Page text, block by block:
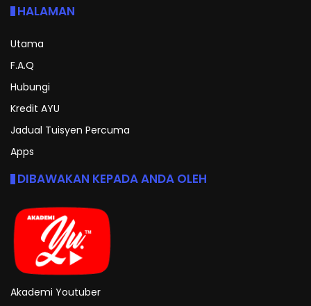
HALAMAN
Utama
F.A.Q
Hubungi
Kredit AYU
Jadual Tuisyen Percuma
Apps
DIBAWAKAN KEPADA ANDA OLEH
Akademi Youtuber